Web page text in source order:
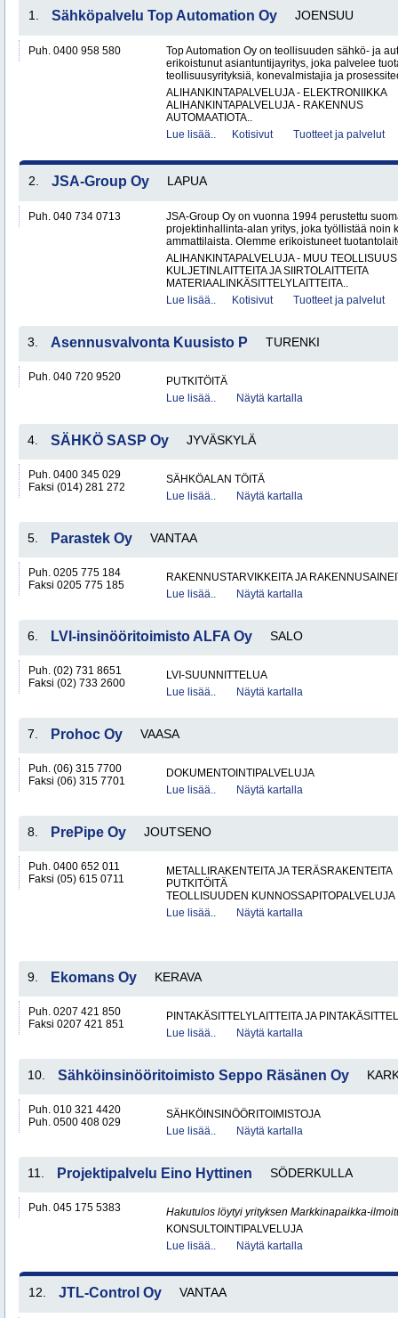
1. Sähköpalvelu Top Automation Oy JOENSUU
Puh. 0400 958 580
Top Automation Oy on teollisuuden sähkö- ja
erikoistunut asiantuntijayritys, joka palvelee
teollisuusyrityksiä, konevalmistajia ja
ALIHANKINTAPALVELUJA - ELEKTRONIIKKA
ALIHANKINTAPALVELUJA - RAKENNUS
AUTOMAATIOTA..
Lue lisää..
Kotisivut Tuotteet ja palvelut
2. JSA-Group Oy LAPUA
Puh. 040 734 0713
JSA-Group Oy on vuonna 1994 perustettu
projektinhallinta-alan yritys, joka työllistää noin
ammattilaista. Olemme erikoistuneet
ALIHANKINTAPALVELUJA - MUU TEOLLISUUS
KULJETINLAITTEITA JA SIIRTOLAITTEITA
MATERIAALINKÄSITTELYLAITTEITA..
Lue lisää..
Kotisivut Tuotteet ja palvelut
3. Asennusvalvonta Kuusisto P TURENKI
Puh. 040 720 9520
PUTKITÖITÄ
Lue lisää..
Näytä kartalla
4. SÄHKÖ SASP Oy JYVÄSKYLÄ
Puh. 0400 345 029
Faksi (014) 281 272
SÄHKÖALAN TÖITÄ
Lue lisää..
Näytä kartalla
5. Parastek Oy VANTAA
Puh. 0205 775 184
Faksi 0205 775 185
RAKENNUSTARVIKKEITA JA
Lue lisää..
Näytä kartalla
6. LVI-insinööritoimisto ALFA Oy SALO
Puh. (02) 731 8651
Faksi (02) 733 2600
LVI-SUUNNITTELUA
Lue lisää..
Näytä kartalla
7. Prohoc Oy VAASA
Puh. (06) 315 7700
Faksi (06) 315 7701
DOKUMENTOINTIPALVELUJA
Lue lisää..
Näytä kartalla
8. PrePipe Oy JOUTSENO
Puh. 0400 652 011
Faksi (05) 615 0711
METALLIRAKENTEITA JA TERÄSRAKENTEITA
PUTKITÖITÄ
TEOLLISUUDEN KUNNOSSAPITOPALVELUJA
Lue lisää..
Näytä kartalla
9. Ekomans Oy KERAVA
Puh. 0207 421 850
Faksi 0207 421 851
PINTAKÄSITTELYLAITTEITA JA
Lue lisää..
Näytä kartalla
10. Sähköinsinööritoimisto Seppo Räsänen Oy
Puh. 010 321 4420
Puh. 0500 408 029
SÄHKÖINSINÖÖRITOIMISTOJA
Lue lisää..
Näytä kartalla
11. Projektipalvelu Eino Hyttinen SÖDERKULLA
Puh. 045 175 5383
Hakutulos löytyi yrityksen Markkinapaikka-
KONSULTOINTIPALVELUJA
Lue lisää..
Näytä kartalla
12. JTL-Control Oy VANTAA